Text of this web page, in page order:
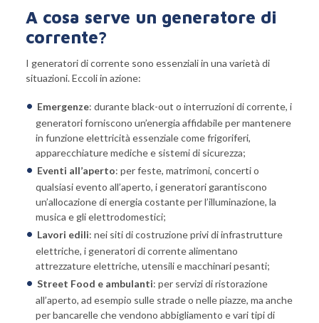
A cosa serve un generatore di
corrente?
I generatori di corrente sono essenziali in una varietà di
situazioni. Eccoli in azione:
Emergenze: durante black-out o interruzioni di corrente, i
generatori forniscono un’energia affidabile per mantenere
in funzione elettricità essenziale come frigoriferi,
apparecchiature mediche e sistemi di sicurezza;
Eventi all’aperto: per feste, matrimoni, concerti o
qualsiasi evento all’aperto, i generatori garantiscono
un’allocazione di energia costante per l’illuminazione, la
musica e gli elettrodomestici;
Lavori edili: nei siti di costruzione privi di infrastrutture
elettriche, i generatori di corrente alimentano
attrezzature elettriche, utensili e macchinari pesanti;
Street Food e ambulanti: per servizi di ristorazione
all’aperto, ad esempio sulle strade o nelle piazze, ma anche
per bancarelle che vendono abbigliamento e vari tipi di